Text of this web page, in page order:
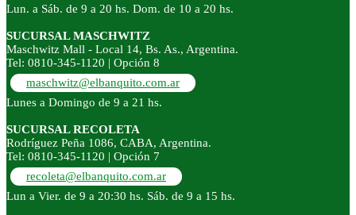
Lun. a Sáb. de 9 a 20 hs. Dom. de 10 a 20 hs.
SUCURSAL MASCHWITZ
Maschwitz Mall - Local 14, Bs. As., Argentina.
Tel: 0810-345-1120 | Opción 8
maschwitz@elbanquito.com.ar
Lunes a Domingo de 9 a 21 hs.
SUCURSAL RECOLETA
Rodríguez Peña 1086, CABA, Argentina.
Tel: 0810-345-1120 | Opción 7
recoleta@elbanquito.com.ar
Lun a Vier. de 9 a 20:30 hs. Sáb. de 9 a 15 hs.